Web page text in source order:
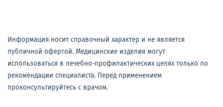
Информация носит справочный характер и не является
публичной офертой. Медицинские изделия могут
использоваться в лечебно-профилактических целях только по
рекомендации специалиста. Перед применением
проконсультируйтесь с врачом.